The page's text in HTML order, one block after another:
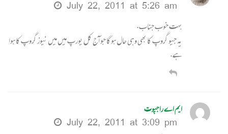
July 22, 2011 at 5:26 am
بہت خوب جناب.
یہ جیو گروپ کا بھی وہی حال ہوگا جو آج کل یورپ میں میں نیوز گروپ کا ہوا
ہے.
ایم اے راجپوت
July 22, 2011 at 3:09 pm